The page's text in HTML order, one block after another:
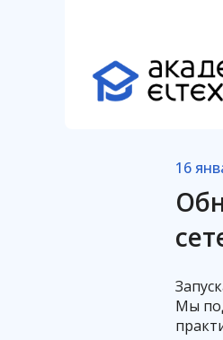
16
Мы